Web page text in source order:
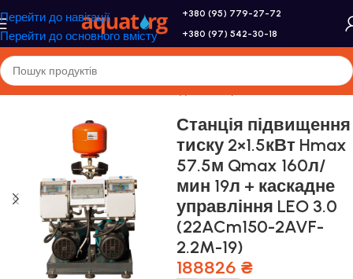
Перейти до навігації
Перейти до основного вмісту
+380 (95) 779-27-72
+380 (97) 542-30-18
Головна/Насоси та насосне обладнання/Промислові насоси
Станція підвищення
тиску 2×1.5кВт Hmax
57.5м Qmax 160л/
мин 19л + каскадне
управління LEO 3.0
(22ACm150-2AVF-
2.2M-19)
188826 ₴